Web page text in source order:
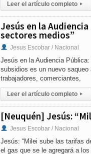
Leer el artículo completo ▸
Jesús en la
sectores medios”
Jesus Escobar / Nacional
Jesús en la Audiencia
subsidios es un nuevo
trabajadores, comerciantes,
Leer el artículo completo ▸
[Neuquén] Jesús:
Jesus Escobar / Nacional
Jesús: “Milei sube las tarifas
el gas que se le agregará a